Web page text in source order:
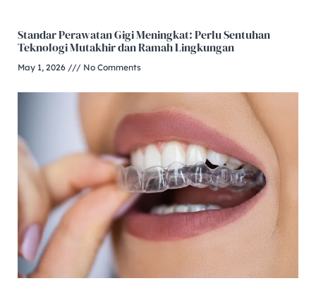
Standar Perawatan Gigi Meningkat: Perlu Sentuhan
Teknologi Mutakhir dan Ramah Lingkungan
May 1, 2026 No Comments